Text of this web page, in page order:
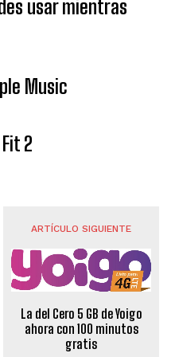
usar mientras
Music
2
ARTÍCULO SIGUIENTE
La del Cero 5 GB de Yoigo
ahora con 100 minutos
gratis